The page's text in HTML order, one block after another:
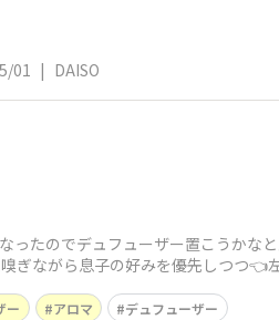
01 | DAISO
ったのでデュフューザー置こうか
ぎながら息子の好みを優先しつつ
ー アロマ デュフューザー